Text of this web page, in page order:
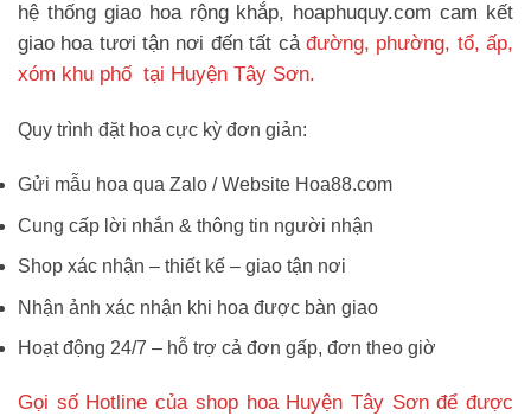
hệ thống giao hoa rộng khắp, hoaphuquy.com cam kết
giao hoa tươi tận nơi đến tất cả đường, phường, tổ, ấp,
xóm khu phố tại Huyện Tây Sơn.
Quy trình đặt hoa cực kỳ đơn giản:
Gửi mẫu hoa qua Zalo / Website Hoa88.com
Cung cấp lời nhắn & thông tin người nhận
Shop xác nhận – thiết kế – giao tận nơi
Nhận ảnh xác nhận khi hoa được bàn giao
Hoạt động 24/7 – hỗ trợ cả đơn gấp, đơn theo giờ
Gọi số Hotline của shop hoa Huyện Tây Sơn để được